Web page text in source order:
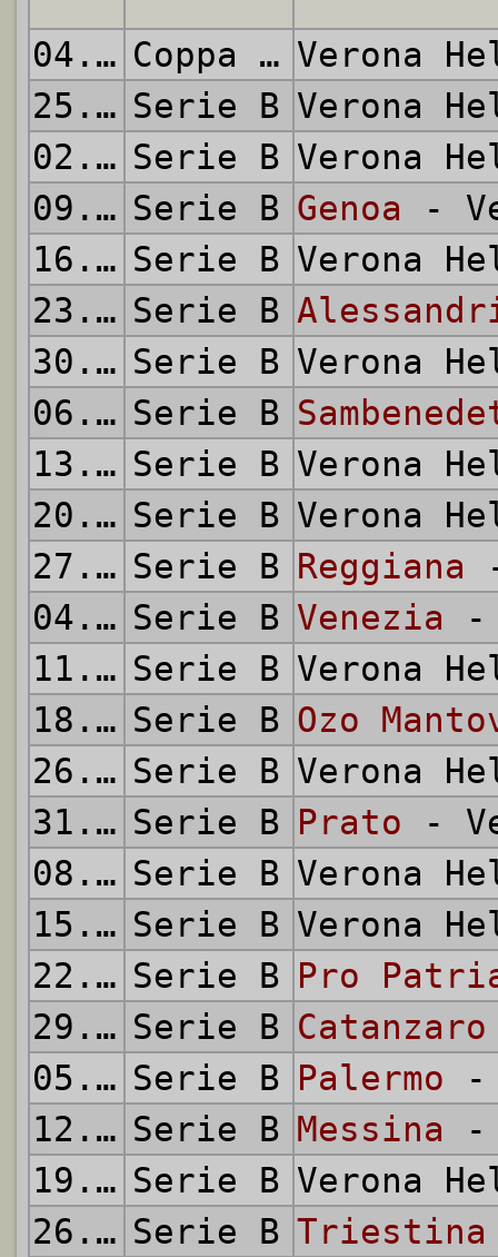
04.09.1960
Coppa Italia Verona
25.09.1960 Serie B Verona
02.10.1960 Serie B Verona
09.10.1960 Serie B Genoa -
16.10.1960 Serie B Verona
23.10.1960 Serie B
30.10.1960 Serie B Verona
06.11.1960 Serie B
13.11.1960 Serie B Verona
20.11.1960 Serie B Verona
27.11.1960 Serie B Reggiana
04.12.1960 Serie B Venezia -
11.12.1960 Serie B Verona
18.12.1960 Serie B Ozo
26.12.1960 Serie B Verona
31.12.1960 Serie B Prato -
08.01.1961 Serie B Verona
15.01.1961 Serie B Verona
22.01.1961 Serie B Pro
29.01.1961 Serie B Catanzaro
05.02.1961 Serie B Palermo -
12.02.1961 Serie B Messina -
19.02.1961 Serie B Verona
26.02.1961 Serie B Triestina